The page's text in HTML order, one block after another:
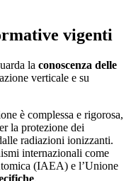
vigenti
la conoscenza delle
verticale e su
è complessa e rigorosa,
la protezione dei
radiazioni ionizzanti.
internazionali come
(IAEA) e l’Unione
.